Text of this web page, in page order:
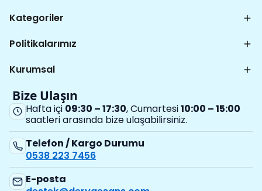
Kategoriler
Politikalarımız
Kurumsal
Bize Ulaşın
Hafta içi 09:30 – 17:30, Cumartesi10:00 – 15:00
saatleri arasında bize ulaşabilirsiniz.
Telefon / Kargo Durumu
0538 223 7456
E-posta